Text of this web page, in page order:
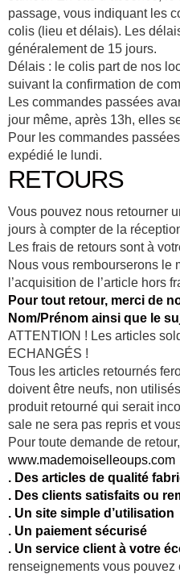
passage, vous indiquant les
colis (lieu et délais). Les
généralement de 15 jours.
Délais : le colis part de nos
suivant la confirmation de
Les commandes passées
jour même, après 13h, elles
Pour les commandes
expédié le lundi.
RETOURS
Vous pouvez nous retourner
jours à compter de la
Les frais de retours sont à
Nous vous rembourserons le
l’acquisition de l’article hors
Pour tout retour, merci de
Nom/Prénom ainsi que le
ATTENTION ! Les articles
ECHANGÉS !
Tous les articles retournés
doivent être neufs, non
produit retourné qui serait
sale ne sera pas repris et
Pour toute demande de
www.mademoiselleoups.com
. Des articles de qualité
. Des clients satisfaits ou
. Un site simple d’utilisation
. Un paiement sécurisé
. Un service client à votre
renseignements vous